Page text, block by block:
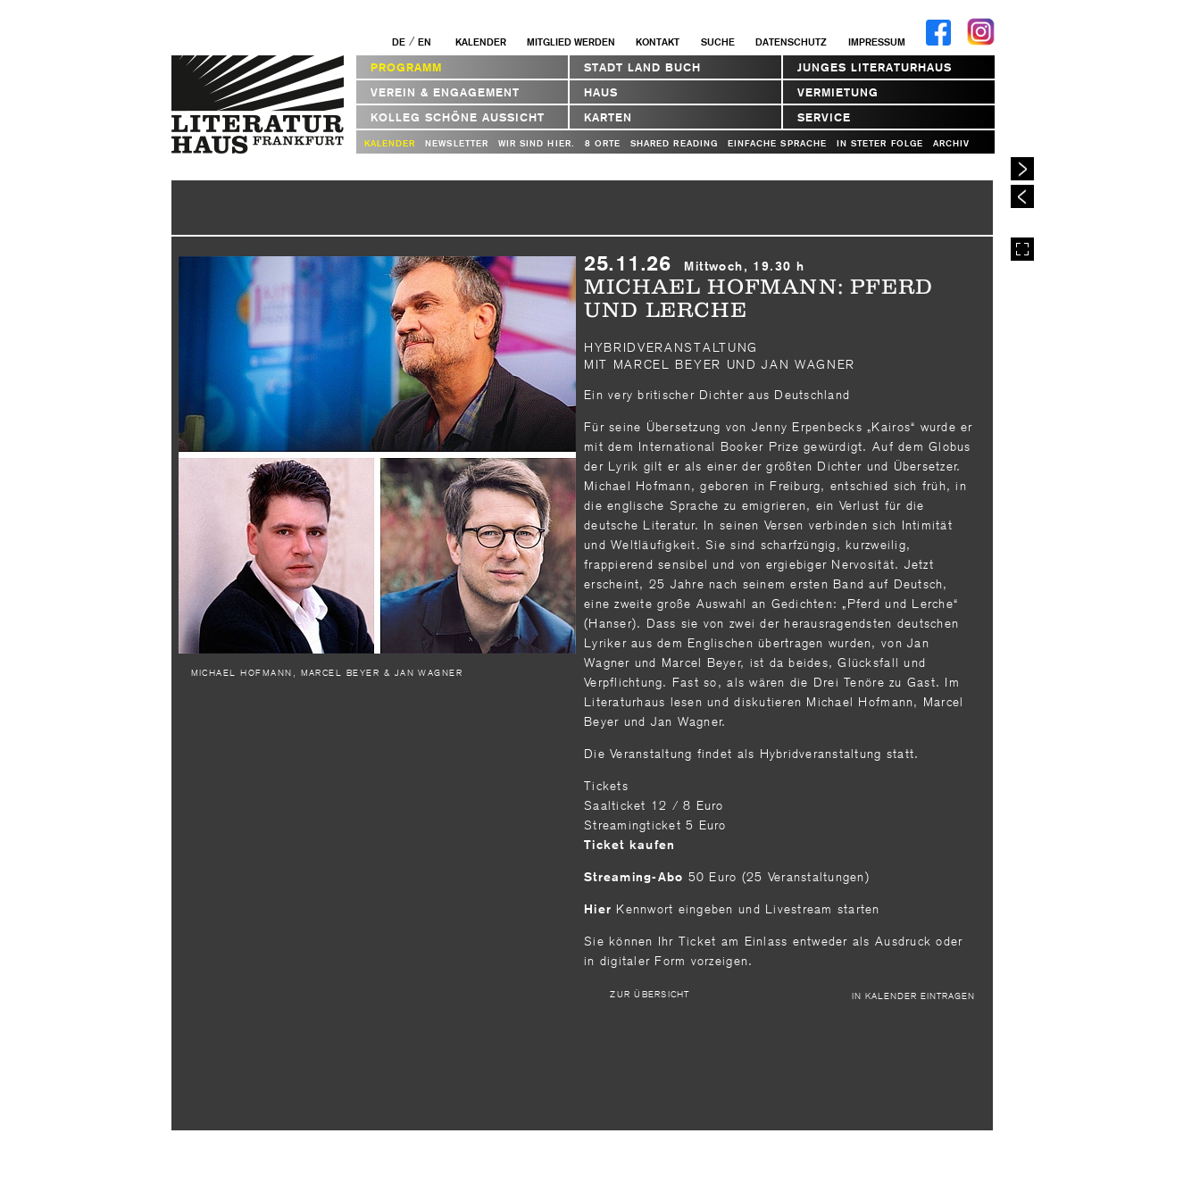
DE /EN KALENDER MITGLIED WERDEN KONTAKT SUCHE DATENSCHUTZ IMPRESSUM
PROGRAMM STADT LAND BUCH
JUNGES LITERATURHAUS
VEREIN & ENGAGEMENT
HAUS
VERMIETUNG
KOLLEG SCHÖNE AUSSICHT
KARTEN SERVICE
KALENDER NEWSLETTER WIR SIND HIER. 8 ORTE SHARED READING EINFACHE SPRACHE IN STETER FOLGE ARCHIV
MICHAEL HOFMANN, MARCEL BEYER & JAN WAGNER
25.11.26 Mittwoch, 19.30 h
MICHAEL HOFMANN: PFERD
UND LERCHE
HYBRIDVERANSTALTUNG
MIT MARCEL BEYER UND JAN WAGNER
Ein very britischer Dichter aus Deutschland
Für seine Übersetzung von Jenny Erpen­becks „Kairos“ wurde er
mit dem International Booker Prize gewürdigt. Auf dem Globus
der Lyrik gilt er als einer der größten Dichter und Übersetzer.
Michael Hofmann, geboren in Freiburg, entschied sich früh, in
die englische Sprache zu emigrie­ren, ein Verlust für die
deutsche Literatur. In seinen Versen verbinden sich Intimität
und Weltläufigkeit. Sie sind scharfzüngig, kurzweilig,
frappierend sensibel und von ergiebiger Nervosität. Jetzt
erscheint, 25 Jahre nach seinem ersten Band auf Deutsch,
eine zweite große Auswahl an Gedichten: „Pferd und Lerche“
(Hanser). Dass sie von zwei der heraus­ragendsten deutschen
Lyriker aus dem Engli­schen übertragen wurden, von Jan
Wagner und Marcel Beyer, ist da beides, Glücksfall und
Verpflichtung. Fast so, als wären die Drei Tenöre zu Gast. Im
Literaturhaus lesen und diskutieren Michael Hofmann, Marcel
Beyer und Jan Wagner.
Die Veranstaltung findet als Hybridveranstaltung statt.
Tickets
Saalticket 12 / 8 Euro
Streamingticket 5 Euro
Ticket kaufen
Streaming-Abo 50 Euro (25 Veranstaltungen)
Hier Kennwort eingeben und Livestream starten
Sie können Ihr Ticket am Einlass entweder als Ausdruck oder
in digitaler Form vorzeigen.
ZUR ÜBERSICHT IN KALENDER EINTRAGEN